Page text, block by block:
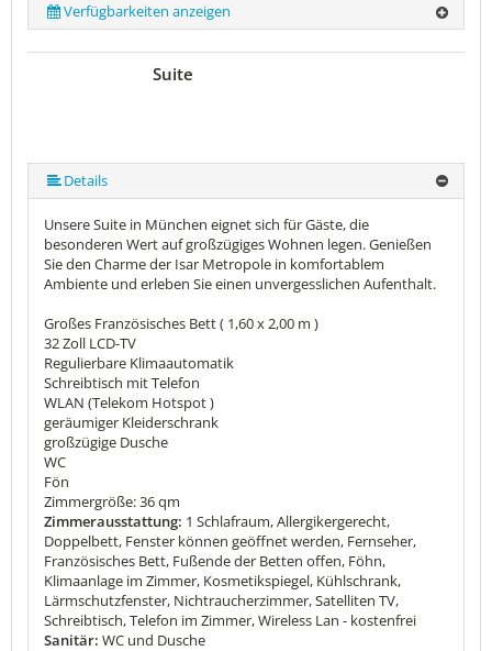
Verfügbarkeiten anzeigen
Suite
Details
Unsere Suite in München eignet sich für Gäste, die
besonderen Wert auf großzügiges Wohnen legen. Genießen
Sie den Charme der Isar Metropole in komfortablem
Ambiente und erleben Sie einen unvergesslichen Aufenthalt.
Großes Französisches Bett ( 1,60 x 2,00 m )
32 Zoll LCD-TV
Regulierbare Klimaautomatik
Schreibtisch mit Telefon
WLAN (Telekom Hotspot )
geräumiger Kleiderschrank
großzügige Dusche
WC
Fön
Zimmergröße: 36 qm
Zimmerausstattung: 1 Schlafraum, Allergikergerecht,
Doppelbett, Fenster können geöffnet werden, Fernseher,
Französisches Bett, Fußende der Betten offen, Föhn,
Klimaanlage im Zimmer, Kosmetikspiegel, Kühlschrank,
Lärmschutzfenster, Nichtraucherzimmer, Satelliten TV,
Schreibtisch, Telefon im Zimmer, Wireless Lan - kostenfrei
Sanitär: WC und Dusche